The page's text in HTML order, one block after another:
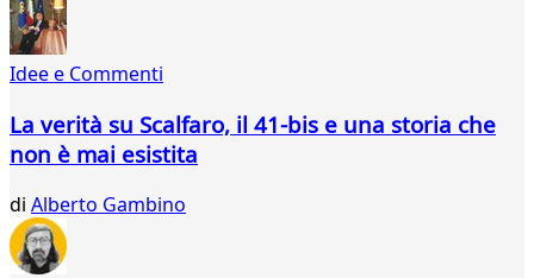
Idee e Commenti
La verità su Scalfaro, il 41-bis e una storia che
non è mai esistita
di Alberto Gambino